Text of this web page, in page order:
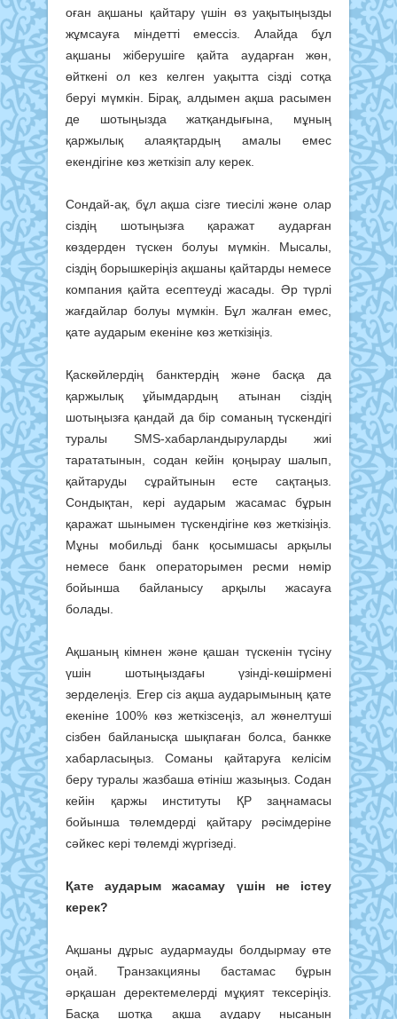
оған ақшаны қайтару үшін өз уақытыңызды
жұмсауға міндетті емессіз. Алайда бұл
ақшаны жіберушіге қайта аударған жөн,
өйткені ол кез келген уақытта сізді сотқа
беруі мүмкін. Бірақ, алдымен ақша расымен
де шотыңызда жатқандығына, мұның
қаржылық алаяқтардың амалы емес
екендігіне көз жеткізіп алу керек.
Сондай-ақ, бұл ақша сізге тиесілі және олар
сіздің шотыңызға қаражат аударған
көздерден түскен болуы мүмкін. Мысалы,
сіздің борышкеріңіз ақшаны қайтарды немесе
компания қайта есептеуді жасады. Әр түрлі
жағдайлар болуы мүмкін. Бұл жалған емес,
қате аударым екеніне көз жеткізіңіз.
Қаскөйлердің банктердің және басқа да
қаржылық ұйымдардың атынан сіздің
шотыңызға қандай да бір соманың түскендігі
туралы SMS-хабарландыруларды жиі
тарататынын, содан кейін қоңырау шалып,
қайтаруды сұрайтынын есте сақтаңыз.
Сондықтан, кері аударым жасамас бұрын
қаражат шынымен түскендігіне көз жеткізіңіз.
Мұны мобильді банк қосымшасы арқылы
немесе банк операторымен ресми нөмір
бойынша байланысу арқылы жасауға
болады.
Ақшаның кімнен және қашан түскенін түсіну
үшін шотыңыздағы үзінді-көшірмені
зерделеңіз. Егер сіз ақша аударымының қате
екеніне 100% көз жеткізсеңіз, ал жөнелтуші
сізбен байланысқа шықпаған болса, банкке
хабарласыңыз. Соманы қайтаруға келісім
беру туралы жазбаша өтініш жазыңыз. Содан
кейін қаржы институты ҚР заңнамасы
бойынша төлемдерді қайтару рәсімдеріне
сәйкес кері төлемді жүргізеді.
Қате аударым жасамау үшін не істеу
керек?
Ақшаны дұрыс аудармауды болдырмау өте
оңай. Транзакцияны бастамас бұрын
әрқашан деректемелерді мұқият тексеріңіз.
Басқа шотқа ақша аудару нысанын